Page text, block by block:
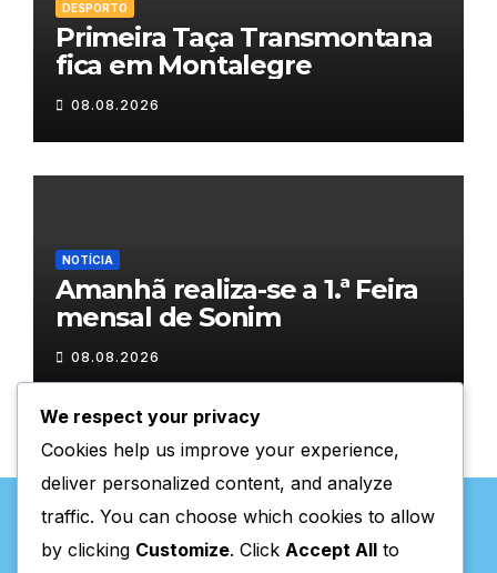
DESPORTO
Primeira Taça Transmontana
fica em Montalegre
08.08.2026
NOTÍCIA
Amanhã realiza-se a 1.ª Feira
mensal de Sonim
08.08.2026
We respect your privacy
Cookies help us improve your experience,
deliver personalized content, and analyze
traffic. You can choose which cookies to allow
by clicking Customize. Click Accept All to